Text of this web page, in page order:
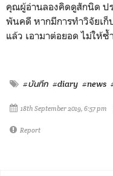
คุณผู้อ่านลองคิดดูสักนิด ป
พันคดี หากมีการทำวิจัยเ
แล้ว เอามาต่อยอด ไม่ให้ซ้
#บันทึก #diary #news
18th September 2019, 6:57 pm
Report